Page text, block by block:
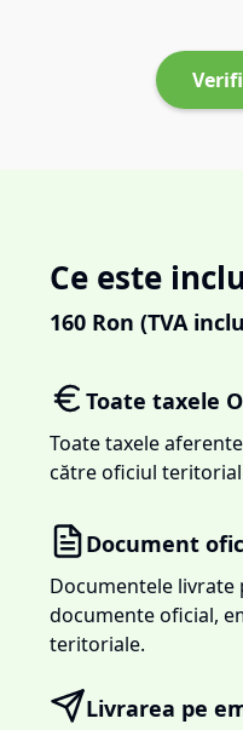
Ce este
160 Ron (TVA
Toate taxele
Toate taxele
către oficiul
Document
Documentele
documente oficial,
teritoriale.
Livrarea pe